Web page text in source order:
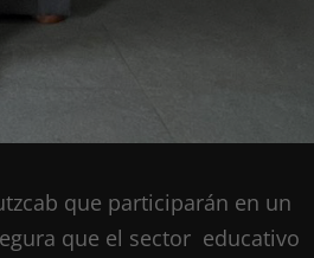
que participarán en un
que el sector educativo